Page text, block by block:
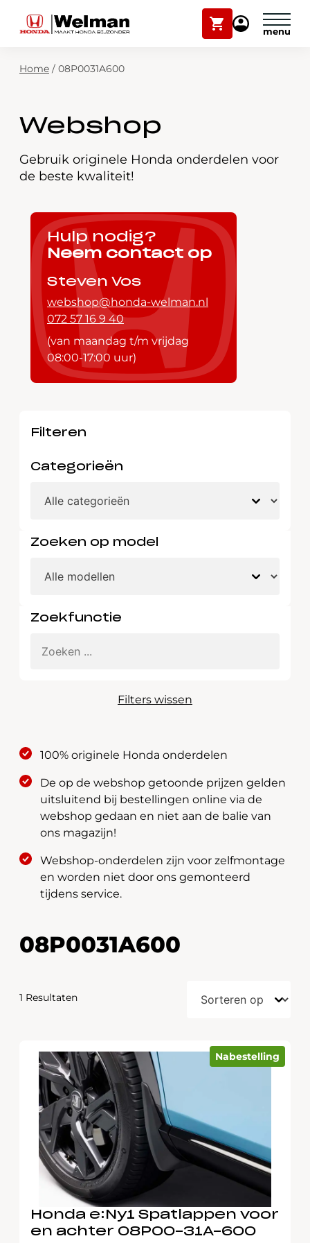
Winkelwagen
Mijn
Modellen
Over ons
Webshop
Contact
Zoekfunctie
Plan onderhoud
Mijn Honda Welman
Home / 08P0031A600
Webshop
Gebruik originele Honda onderdelen voor
de beste kwaliteit!
Hulp nodig?
Neem contact op
Steven Vos
webshop@honda-welman.nl
072 57 16 9 40
(van maandag t/m vrijdag
08:00-17:00 uur)
Filteren
Categorieën
Zoeken op model
Zoekfunctie
Filters wissen
100% originele Honda onderdelen
De op de webshop getoonde prijzen gelden
uitsluitend bij bestellingen online via de
webshop gedaan en niet aan de balie van
ons magazijn!
Webshop-onderdelen zijn voor zelfmontage
en worden niet door ons gemonteerd
tijdens service.
08P0031A600
1 Resultaten
Nabestelling
Honda e:Ny1 Spatlappen voor
en achter 08P00-31A-600